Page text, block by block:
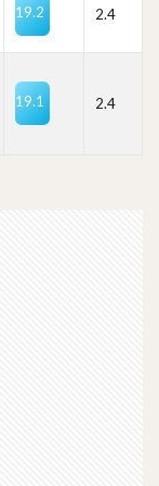
19.2 2.4
19.1 2.4